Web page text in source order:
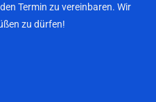
Termin zu vereinbaren. Wir
zu dürfen!